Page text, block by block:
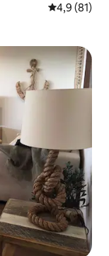
Évaluation
4,9 (81)